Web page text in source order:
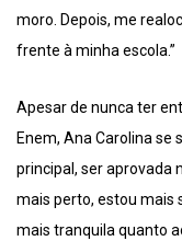
moro. Depois, me
frente à minha escola.”
Apesar de nunca ter
Enem, Ana Carolina
principal, ser aprovada
mais perto, estou mais
mais tranquila quanto